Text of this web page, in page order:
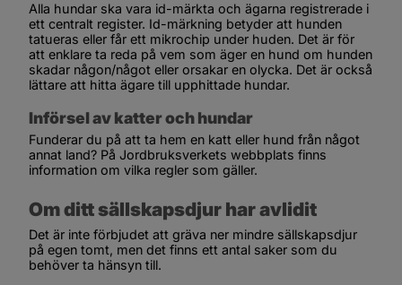
Alla hundar ska vara id-märkta och ägarna registrerade i
ett centralt register. Id-märkning betyder att hunden
tatueras eller får ett mikrochip under huden. Det är för
att enklare ta reda på vem som äger en hund om hunden
skadar någon/något eller orsakar en olycka. Det är också
lättare att hitta ägare till upphittade hundar.
Införsel av katter och hundar
Funderar du på att ta hem en katt eller hund från något
annat land? På Jordbruksverkets webbplats finns
information om vilka regler som gäller.
Om ditt sällskapsdjur har avlidit
Det är inte förbjudet att gräva ner mindre sällskapsdjur
på egen tomt, men det finns ett antal saker som du
behöver ta hänsyn till.